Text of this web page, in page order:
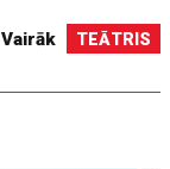
Vairāk TEĀTRIS